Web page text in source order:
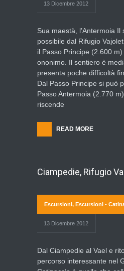
13 Dicembre 2012
Sua maestà, l’Antermoia
possibile dal Rifugio
il Passo Principe (2.600
ononimo. Il sentiero è
presenta poche difficoltà
Dal Passo Principe si può
Passo Antermoia (2.770
riscende
READ MORE
Ciampedie, Rifugio
Escursioni, Escursioni -
13 Dicembre 2012
Dal Ciampedie al Vael e
percorso interessante nel